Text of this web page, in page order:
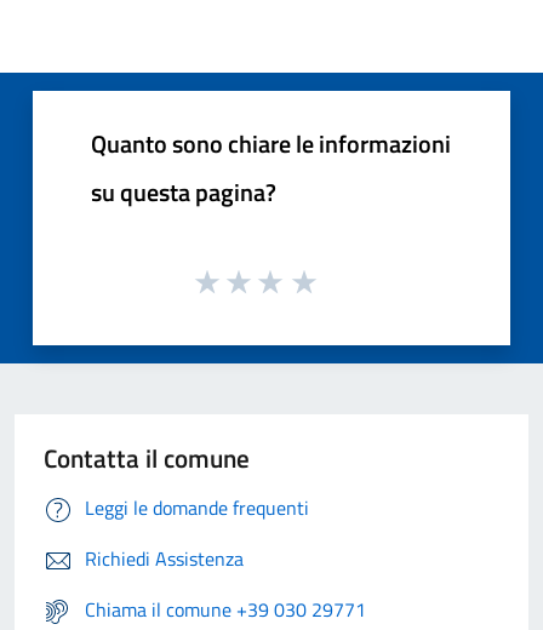
Quanto sono chiare le informazioni
su questa pagina?
Contatta il comune
Leggi le domande frequenti
Richiedi Assistenza
Chiama il comune +39 030 29771